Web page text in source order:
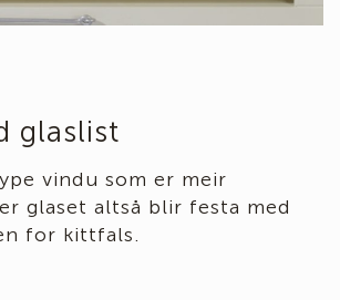
glaslist
vindu som er meir
glaset altså blir festa med
for kittfals.